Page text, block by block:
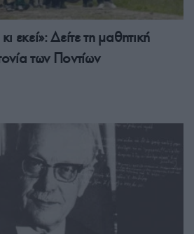
εκεί»: Δείτε τη μαθητική
των Ποντίων